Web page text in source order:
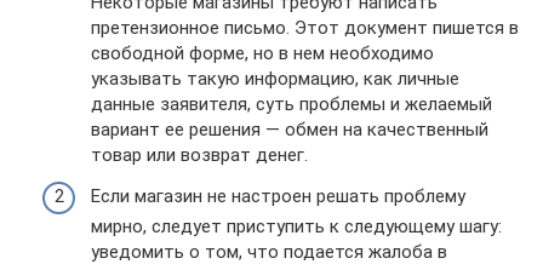
претензионное письмо. Этот документ пишется в
свободной форме, но в нем необходимо
указывать такую информацию, как личные
данные заявителя, суть проблемы и желаемый
вариант ее решения — обмен на качественный
товар или возврат денег.
Если магазин не настроен решать проблему
мирно, следует приступить к следующему шагу:
уведомить о том, что подается жалоба в